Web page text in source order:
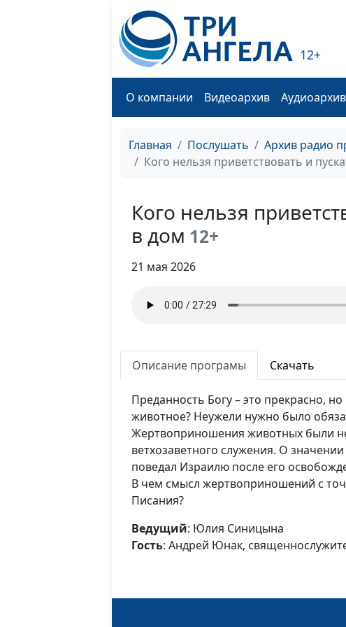
12+
О компании Видеоархив Аудиоархив
Главная Послушать Архив радио
Кого нельзя приветствовать и
Кого нельзя
в дом 12+
21 мая 2026
Описание програмы Скачать
Преданность Богу – это прекрасно,
животное? Неужели нужно было
Жертвоприношения животных были
ветхозаветного служения. О
поведал Израилю после его
В чем смысл жертвоприношений с
Писания?
Ведущий: Юлия Синицына
Гость: Андрей Юнак,